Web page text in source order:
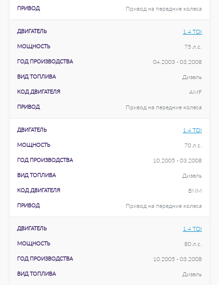
ПРИВОД Привод на передние колеса
ДВИГАТЕЛЬ 1.4 TDI
МОЩНОСТЬ 75 л.с.
ГОД ПРОИЗВОДСТВА 04.2003 - 03.2008
ВИД ТОПЛИВА Дизель
КОД ДВИГАТЕЛЯ AMF
ПРИВОД Привод на передние колеса
ДВИГАТЕЛЬ 1.4 TDI
МОЩНОСТЬ 70 л.с.
ГОД ПРОИЗВОДСТВА 10.2005 - 03.2008
ВИД ТОПЛИВА Дизель
КОД ДВИГАТЕЛЯ BNM
ПРИВОД Привод на передние колеса
ДВИГАТЕЛЬ 1.4 TDI
МОЩНОСТЬ 80 л.с.
ГОД ПРОИЗВОДСТВА 10.2005 - 03.2008
ВИД ТОПЛИВА Дизель